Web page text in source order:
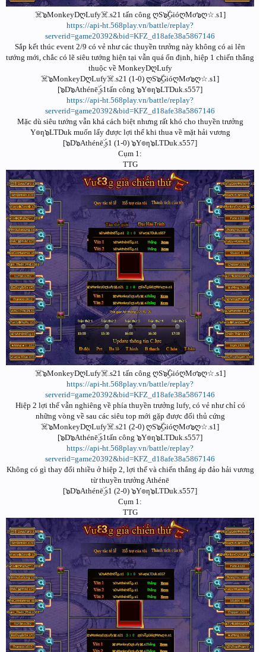
☠️๖MonkeyDღLufy☠️.s21 tấn công ღS๖ۣۜGióღMơ๖ღ☆.s1]
https://api-ht.568play.vn/battle/replay?
serverid=game20392&bid=KFZ_d18afe38a5867146
Sắp kết thúc event 2/9 có vẻ như các thuyền trưởng này không có ai lên
tướng mới, chắc có lẽ siêu tướng hiện tại vẫn quá ổn định, hiệp 1 chiến thắng
thuộc về MonkeyDღLufy
☠️๖MonkeyDღLufy☠️.s21 (1-0) ღS๖ۣۜGióღMơ๖ღ☆.s1]
[๖D๖Athénēۣۜ.s1tấn công ๖Y๏ƞ๖LTDuk.s557]
https://api-ht.568play.vn/battle/replay?
serverid=game20392&bid=KFZ_d18afe38a5867146
Mặc dù siêu tướng vẫn khá cách biệt nhưng rất khó cho thuyền trưởng
Y๏ƞ๖LTDuk muốn lấy được lợi thế khi thua về mặt hải vương
[๖D๖Athénēۣۜ.s1 (1-0) ๖Y๏ƞ๖LTDuk.s557]
Cụm 1:
TTG
☠️๖MonkeyDღLufy☠️.s21 tấn công ღS๖ۣۜGióღMơ๖ღ☆.s1]
https://api-ht.568play.vn/battle/replay?
serverid=game20392&bid=KFZ_d18afe38a5867146
Hiệp 2 lợi thế vẫn nghiêng về phía thuyền trưởng lufy, có vẻ như chỉ có
những vòng về sau các siêu top mới gặp được đối thủ cứng
☠️๖MonkeyDღLufy☠️.s21 (2-0) ღS๖ۣۜGióღMơ๖ღ☆.s1]
[๖D๖Athénēۣۜ.s1tấn công ๖Y๏ƞ๖LTDuk.s557]
https://api-ht.568play.vn/battle/replay?
serverid=game20392&bid=KFZ_d18afe38a5867146
Không có gì thay đổi nhiều ở hiệp 2, lợi thế và chiến thắng áp đảo hải vương
từ thuyền trưởng Athénē
[๖D๖Athénēۣۜ.s1 (2-0) ๖Y๏ƞ๖LTDuk.s557]
Cụm 1:
TTG